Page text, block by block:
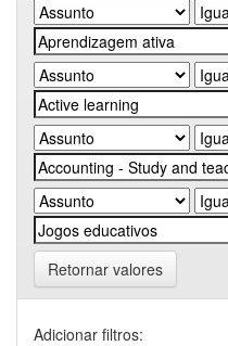
Retornar valores
Adicionar filtros: